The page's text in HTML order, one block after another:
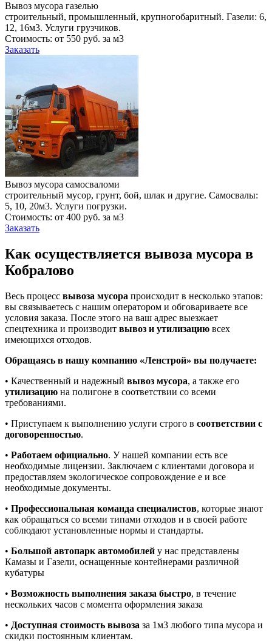
Вывоз мусора газелью
строительный, промышленный, крупногобаритный. Газели: 6,
12, 16м3. Услуги грузчиков.
Стоимость: от 550 руб. за м3
Заказать
Вывоз мусора самосваломи
строительный мусор, грунт, бой, шлак и другие. Самосвалы:
5, 10, 20м3. Услуги погрузки.
Стоимость: от 400 руб. за м3
Заказать
Как осуществляется вывоза мусора в
Кобралово
Весь процесс вывоза мусора происходит в несколько этапов:
вы связываетесь с нашим оператором и обговариваете все
условия заказа. После этого на ваш адрес выезжает
спецтехника и производит вывоз и утилизацию всех
имеющихся отходов.
Обращаясь в нашу компанию «Ленстрой» вы получаете:
• Качественный и надежный вывоз мусора, а также его
утилизацию на полигоне в соответствии со всеми
требованиями.
• Приступаем к выполнению услуги строго в соответствии с
договоренностью.
• Работаем официально. У нашей компании есть все
необходимые лицензии. Заключаем с клиентами договора и
предоставляем экологическое сопровождение е и все
необходимые документы.
• Профессиональная команда специалистов, которые знают
как обращаться со всеми типами отходов и в своей работе
соблюдают установленные нормы и стандарты.
• Большой автопарк автомобилей у нас представлены
Камазы и Газели, оснащенные контейнерами различной
кубатуры
• Возможность выполнения заказа быстро, в течение
нескольких часов с момента оформления заказа
• Доступная стоимость вывоза за 1м3 любого типа мусора и
скидки постоянным клиентам.